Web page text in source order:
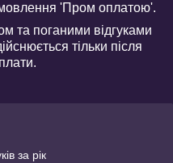
'Пром оплатою'.
та поганими відгуками
тільки після
за рік